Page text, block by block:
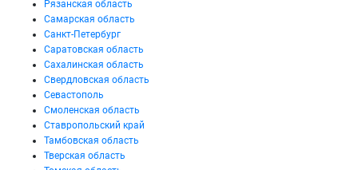
Рязанская область
Самарская область
Санкт-Петербург
Саратовская область
Сахалинская область
Свердловская область
Севастополь
Смоленская область
Ставропольский край
Тамбовская область
Тверская область